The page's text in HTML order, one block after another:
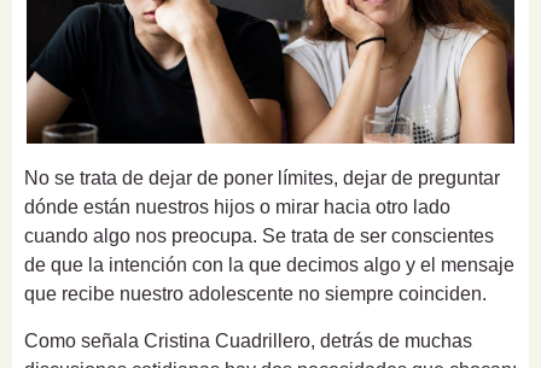
No se trata de dejar de poner límites, dejar de preguntar
dónde están nuestros hijos o mirar hacia otro lado
cuando algo nos preocupa. Se trata de ser conscientes
de que la intención con la que decimos algo y el mensaje
que recibe nuestro adolescente no siempre coinciden.
Como señala Cristina Cuadrillero, detrás de muchas